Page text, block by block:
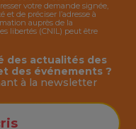
votre demande signée,
et de préciser l’adresse à
auprès de la
libertés (CNIL) peut être
des actualités des
des événements ?
à la newsletter